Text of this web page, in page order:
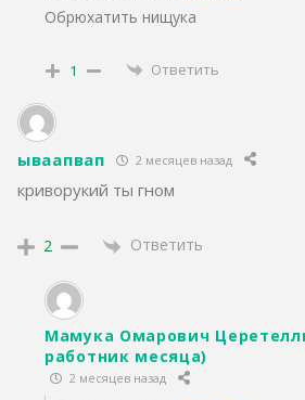
Обрюхатить нищука
1 Ответить
ываапвап 2 месяцев назад
криворукий ты гном
2 Ответить
Мамука Омарович
работник месяца)
2 месяцев назад